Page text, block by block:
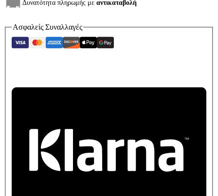
Δυνατότητα πληρωμής με αντικαταβολή
Ασφαλείς Συναλλαγές